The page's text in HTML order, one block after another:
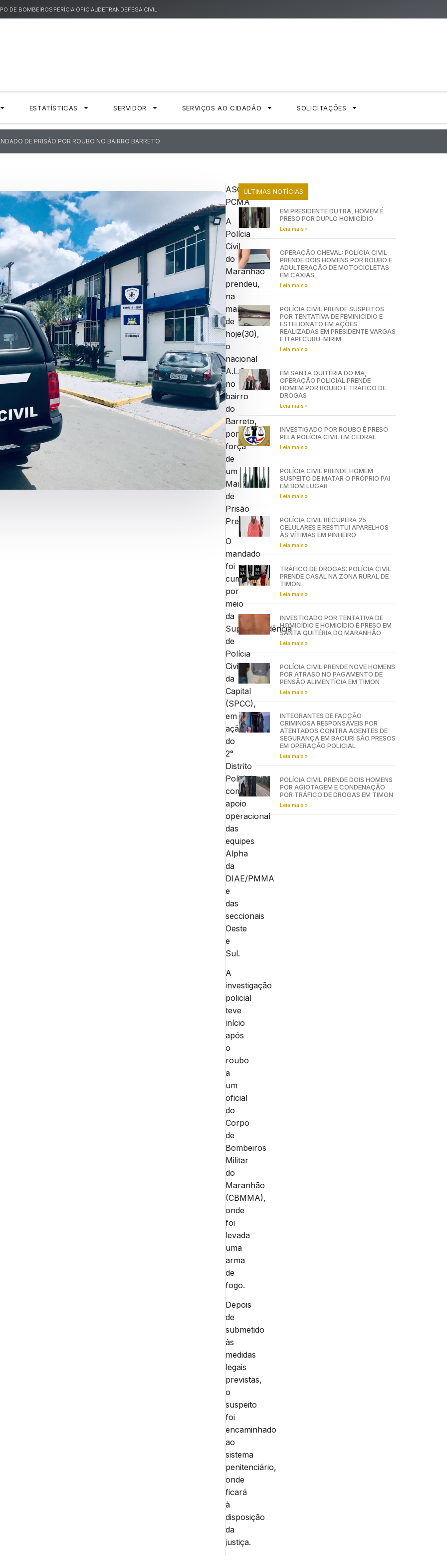
DE BOMBEIROSPERÍCIA OFICIALDETRANDEFESA CIVIL
ESTATÍSTICAS SERVIDOR SERVIÇOS AO CIDADÃO SOLICITAÇÕES
DE PRISÃO POR ROUBO NO BAIRRO BARRETO
ASCOM
PCMA
A
Polícia
Civil
do
Maranhão
prendeu,
na
manhã
de
hoje(30),
o
nacional
A.L.C.
no
bairro
do
Barreto,
por
força
de
um
Mandado
de
Prisão
Preventiva.
O
mandado
foi
cumprido
por
meio
da
Superintendência
de
Polícia
Civil
da
Capital
(SPCC),
em
ação
do
2°
Distrito
Policial,
com
apoio
operacional
das
equipes
Alpha
da
DIAE/PMMA
e
das
seccionais
Oeste
e
Sul.
A
investigação
policial
teve
início
após
o
roubo
a
um
oficial
do
Corpo
de
Bombeiros
Militar
do
Maranhão
(CBMMA),
onde
foi
levada
uma
arma
de
fogo.
Depois
de
submetido
às
medidas
legais
previstas,
o
suspeito
foi
encaminhado
ao
sistema
penitenciário,
onde
ficará
à
disposição
da
justiça.
ÚLTIMAS NOTÍCIAS
EM PRESIDENTE DUTRA, HOMEM É
PRESO POR DUPLO HOMICÍDIO
Leia mais »
OPERAÇÃO CHEVAL: POLÍCIA CIVIL
PRENDE DOIS HOMENS POR ROUBO E
ADULTERAÇÃO DE MOTOCICLETAS
EM CAXIAS
Leia mais »
POLÍCIA CIVIL PRENDE SUSPEITOS
POR TENTATIVA DE FEMINICÍDIO E
ESTELIONATO EM AÇÕES
REALIZADAS EM PRESIDENTE VARGAS
E ITAPECURU-MIRIM
Leia mais »
EM SANTA QUITÉRIA DO MA,
OPERAÇÃO POLICIAL PRENDE
HOMEM POR ROUBO E TRÁFICO DE
DROGAS
Leia mais »
INVESTIGADO POR ROUBO É PRESO
PELA POLÍCIA CIVIL EM CEDRAL
Leia mais »
POLÍCIA CIVIL PRENDE HOMEM
SUSPEITO DE MATAR O PRÓPRIO PAI
EM BOM LUGAR
Leia mais »
POLÍCIA CIVIL RECUPERA 25
CELULARES E RESTITUI APARELHOS
ÀS VÍTIMAS EM PINHEIRO
Leia mais »
TRÁFICO DE DROGAS: POLÍCIA CIVIL
PRENDE CASAL NA ZONA RURAL DE
TIMON
Leia mais »
INVESTIGADO POR TENTATIVA DE
HOMICÍDIO E HOMICÍDIO É PRESO EM
SANTA QUITÉRIA DO MARANHÃO
Leia mais »
POLÍCIA CIVIL PRENDE NOVE HOMENS
POR ATRASO NO PAGAMENTO DE
PENSÃO ALIMENTÍCIA EM TIMON
Leia mais »
INTEGRANTES DE FACÇÃO
CRIMINOSA RESPONSÁVEIS POR
ATENTADOS CONTRA AGENTES DE
SEGURANÇA EM BACURI SÃO PRESOS
EM OPERAÇÃO POLICIAL
Leia mais »
POLÍCIA CIVIL PRENDE DOIS HOMENS
POR AGIOTAGEM E CONDENAÇÃO
POR TRÁFICO DE DROGAS EM TIMON
Leia mais »